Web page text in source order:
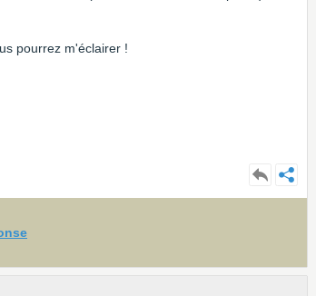
pourrez m'éclairer !